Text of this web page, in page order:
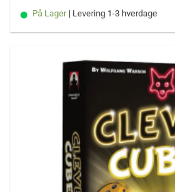
På Lager | Levering 1-3 hverdage